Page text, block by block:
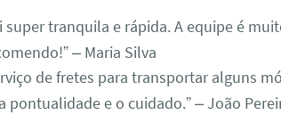
super tranquila e rápida. A equipe é
– Maria Silva
de fretes para transportar alguns
pontualidade e o cuidado.” – João